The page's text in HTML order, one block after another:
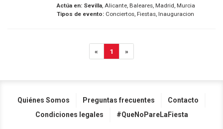
Actúa en: Sevilla, Alicante, Baleares, Madrid, Murcia
Tipos de evento:Conciertos, Fiestas, Inauguracion
« 1 »
Quiénes Somos Preguntas frecuentes
Contacto
Condiciones legales
#QueNoPareLaFiesta